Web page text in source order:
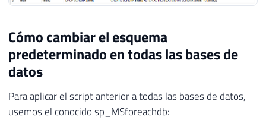
Cómo cambiar el esquema
predeterminado en todas las bases de
datos
Para aplicar el script anterior a todas las bases de datos,
usemos el conocido sp_MSforeachdb: